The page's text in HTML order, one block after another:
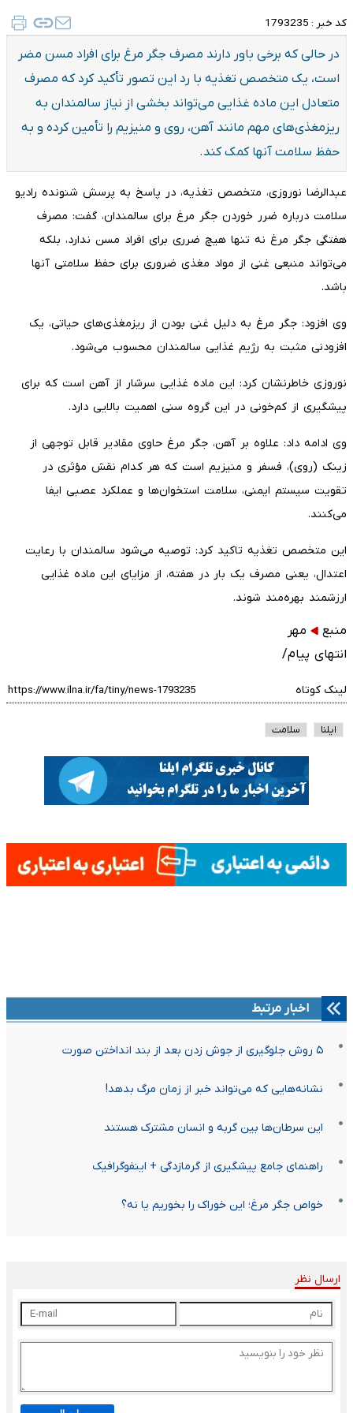
کد خبر : 1793235
در حالی که برخی باور دارند مصرف جگر مرغ برای افراد مسن مضر
است، یک متخصص تغذیه با رد این تصور تأکید کرد که مصرف
متعادل این ماده غذایی می‌تواند بخشی از نیاز سالمندان به
ریزمغذی‌های مهم مانند آهن، روی و منیزیم را تأمین کرده و به
حفظ سلامت آنها کمک کند.
عبدالرضا نوروزی، متخصص تغذیه، در پاسخ به پرسش شنونده رادیو
سلامت درباره ضرر خوردن جگر مرغ برای سالمندان، گفت: مصرف
هفتگی جگر مرغ نه تنها هیچ ضرری برای افراد مسن ندارد، بلکه
می‌تواند منبعی غنی از مواد مغذی ضروری برای حفظ سلامتی آنها
باشد.
وی افزود: جگر مرغ به دلیل غنی بودن از ریزمغذی‌های حیاتی، یک
افزودنی مثبت به رژیم غذایی سالمندان محسوب می‌شود.
نوروزی خاطرنشان کرد: این ماده غذایی سرشار از آهن است که برای
پیشگیری از کم‌خونی در این گروه سنی اهمیت بالایی دارد.
وی ادامه داد: علاوه بر آهن، جگر مرغ حاوی مقادیر قابل توجهی از
زینک (روی)، فسفر و منیزیم است که هر کدام نقش مؤثری در
تقویت سیستم ایمنی، سلامت استخوان‌ها و عملکرد عصبی ایفا
می‌کنند.
این متخصص تغذیه تاکید کرد: توصیه می‌شود سالمندان با رعایت
اعتدال، یعنی مصرف یک بار در هفته، از مزایای این ماده غذایی
ارزشمند بهره‌مند شوند.
منبع
مهر
انتهای پیام/
لینک کوتاه
ایلنا سلامت
اخبار مرتبط
۵ روش جلوگیری از جوش‌ زدن بعد از بند انداختن صورت
نشانه‌هایی که می‌تواند خبر از زمان مرگ بدهد!
این سرطان‌ها بین گربه‌ و انسان‌ مشترک هستند
راهنمای جامع پیشگیری از گرمازدگی + اینفوگرافیک
خواص جگر مرغ؛ این خوراک را بخوریم یا نه؟
ارسال نظر